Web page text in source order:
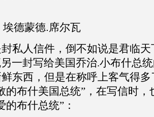
德.席尔瓦
私人信件，倒不如说是君临
一封写给美国乔治.小布什总
东西，但是在称呼上客气得
的布什美国总统”，在写信时
的布什总统”：